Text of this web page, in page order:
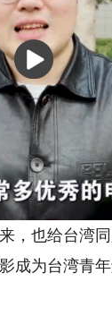
也给台湾同
成为台湾青